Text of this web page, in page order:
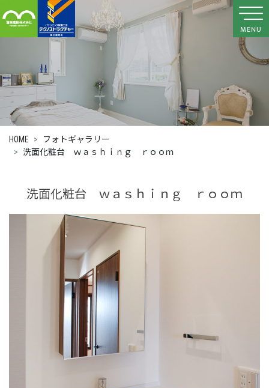
MENU
HOME
フォトギャラリー
洗面化粧台 ｗａｓｈｉｎｇ ｒｏｏｍ
洗面化粧台 ｗａｓｈｉｎｇ ｒｏｏｍ